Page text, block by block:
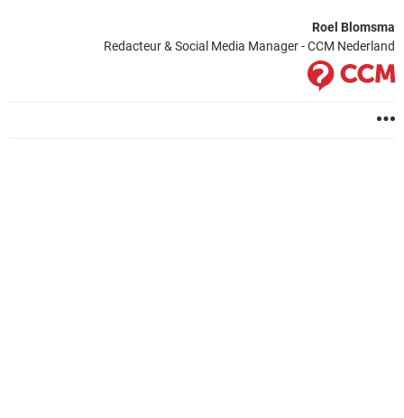
Roel Blomsma
Redacteur & Social Media Manager - CCM Nederland